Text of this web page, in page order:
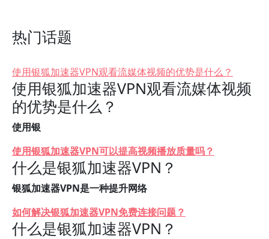
热门话题
使用银狐加速器VPN观看流媒体视频的优势是什么？
使用银狐加速器VPN观看流媒体视频
的优势是什么？
使用银
使用银狐加速器VPN可以提高视频播放质量吗？
什么是银狐加速器VPN？
银狐加速器VPN是一种提升网络
如何解决银狐加速器VPN免费连接问题？
什么是银狐加速器VPN？